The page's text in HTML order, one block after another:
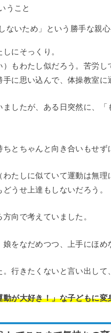
うこと
ないため」という勝手な親心
にそっくり。
もわたし似だろう。苦労
に思い込んで、体操教室に
したが、ある日突然に、
とちゃんと向き合いもせず
たしに似ていて運動は無
うせ上達もしないだろう。
向で考えていました。
をなだめつつ、上手にほめ
行きたくないと言い出して
が大好き！」な子どもに変